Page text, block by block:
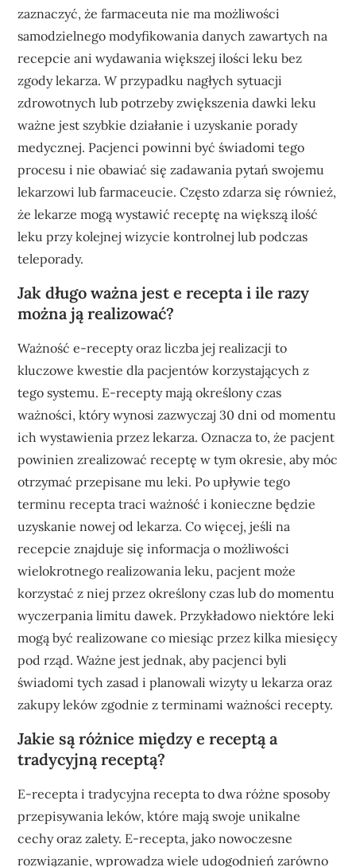
zaznaczyć, że farmaceuta nie ma możliwości
samodzielnego modyfikowania danych zawartych na
recepcie ani wydawania większej ilości leku bez
zgody lekarza. W przypadku nagłych sytuacji
zdrowotnych lub potrzeby zwiększenia dawki leku
ważne jest szybkie działanie i uzyskanie porady
medycznej. Pacjenci powinni być świadomi tego
procesu i nie obawiać się zadawania pytań swojemu
lekarzowi lub farmaceucie. Często zdarza się również,
że lekarze mogą wystawić receptę na większą ilość
leku przy kolejnej wizycie kontrolnej lub podczas
teleporady.
Jak długo ważna jest e recepta i ile razy
można ją realizować?
Ważność e-recepty oraz liczba jej realizacji to
kluczowe kwestie dla pacjentów korzystających z
tego systemu. E-recepty mają określony czas
ważności, który wynosi zazwyczaj 30 dni od momentu
ich wystawienia przez lekarza. Oznacza to, że pacjent
powinien zrealizować receptę w tym okresie, aby móc
otrzymać przepisane mu leki. Po upływie tego
terminu recepta traci ważność i konieczne będzie
uzyskanie nowej od lekarza. Co więcej, jeśli na
recepcie znajduje się informacja o możliwości
wielokrotnego realizowania leku, pacjent może
korzystać z niej przez określony czas lub do momentu
wyczerpania limitu dawek. Przykładowo niektóre leki
mogą być realizowane co miesiąc przez kilka miesięcy
pod rząd. Ważne jest jednak, aby pacjenci byli
świadomi tych zasad i planowali wizyty u lekarza oraz
zakupy leków zgodnie z terminami ważności recepty.
Jakie są różnice między e receptą a
tradycyjną receptą?
E-recepta i tradycyjna recepta to dwa różne sposoby
przepisywania leków, które mają swoje unikalne
cechy oraz zalety. E-recepta, jako nowoczesne
rozwiązanie, wprowadza wiele udogodnień zarówno